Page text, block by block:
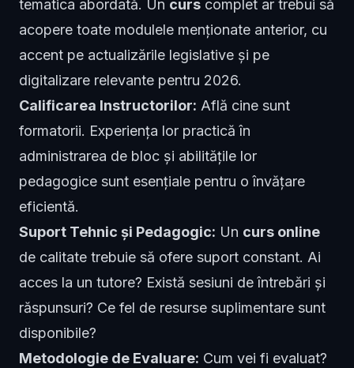
tematica abordată. Un curs complet ar trebui să
acopere toate modulele menționate anterior, cu
accent pe actualizările legislative și pe
digitalizare relevante pentru 2026.
Calificarea Instructorilor: Află cine sunt
formatorii. Experiența lor practică în
administrarea de bloc și abilitățile lor
pedagogice sunt esențiale pentru o învățare
eficientă.
Suport Tehnic și Pedagogic: Un curs online
de calitate trebuie să ofere suport constant. Ai
acces la un tutore? Există sesiuni de întrebări și
răspunsuri? Ce fel de resurse suplimentare sunt
disponibile?
Metodologie de Evaluare: Cum vei fi evaluat?